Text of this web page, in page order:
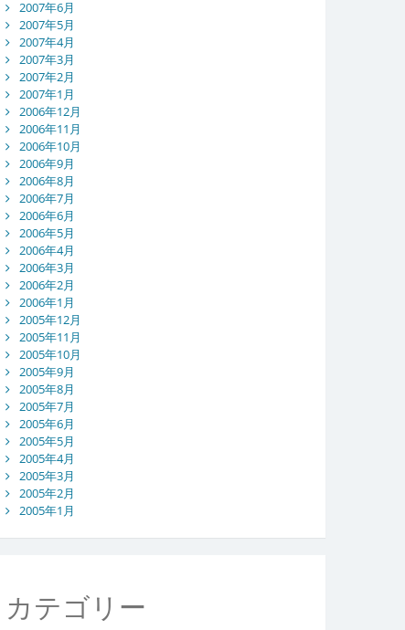
2007年6月
2007年5月
2007年4月
2007年3月
2007年2月
2007年1月
2006年12月
2006年11月
2006年10月
2006年9月
2006年8月
2006年7月
2006年6月
2006年5月
2006年4月
2006年3月
2006年2月
2006年1月
2005年12月
2005年11月
2005年10月
2005年9月
2005年8月
2005年7月
2005年6月
2005年5月
2005年4月
2005年3月
2005年2月
2005年1月
カテゴリー